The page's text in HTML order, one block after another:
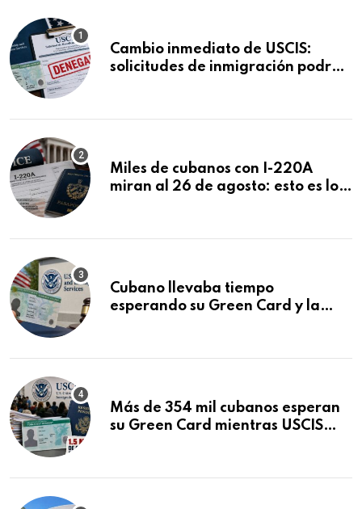
Cambio inmediato de USCIS:
solicitudes de inmigración podrán
Miles de cubanos con I-220A
miran al 26 de agosto: esto es lo
Cubano llevaba tiempo
esperando su Green Card y la
Más de 354 mil cubanos esperan
su Green Card mientras USCIS